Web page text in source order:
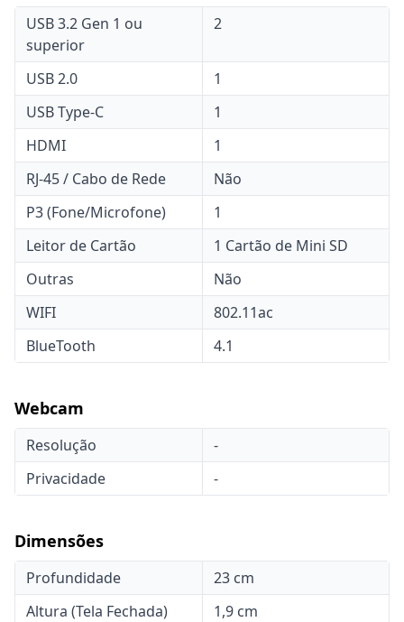
USB 3.2 Gen 1 ou
superior
2
USB 2.0
1
USB Type-C
1
HDMI
1
RJ-45 / Cabo de Rede
Não
P3 (Fone/Microfone)
1
Leitor de Cartão
1 Cartão de Mini SD
Outras
Não
WIFI
802.11ac
BlueTooth
4.1
Webcam
Resolução
-
Privacidade
-
Dimensões
Profundidade
23 cm
Altura (Tela Fechada)
1,9 cm